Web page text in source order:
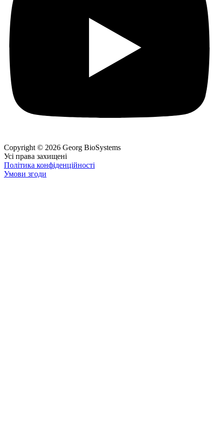
Copyright © 2026 Georg BioSystems
Усі права захищені
Політика конфіденційності
Умови згоди